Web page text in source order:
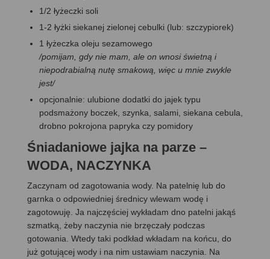
1/2 łyżeczki soli
1-2 łyżki siekanej zielonej cebulki (lub: szczypiorek)
1 łyżeczka oleju sezamowego
/pomijam, gdy nie mam, ale on wnosi świetną i
niepodrabialną nutę smakową, więc u mnie zwykle
jest/
opcjonalnie: ulubione dodatki do jajek typu
podsmażony boczek, szynka, salami, siekana cebula,
drobno pokrojona papryka czy pomidory
Śniadaniowe jajka na parze –
WODA, NACZYNKA
Zaczynam od zagotowania wody. Na patelnię lub do
garnka o odpowiedniej średnicy wlewam wodę i
zagotowuję. Ja najczęściej wykładam dno patelni jakąś
szmatką, żeby naczynia nie brzęczały podczas
gotowania. Wtedy taki podkład wkładam na końcu, do
już gotującej wody i na nim ustawiam naczynia. Na